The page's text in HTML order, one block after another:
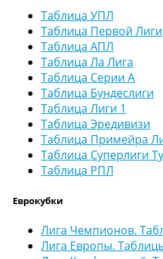
Таблица УПЛ
Таблица Первой Лиги
Таблица АПЛ
Таблица Ла Лига
Таблица Серии А
Таблица Бундеслиги
Таблица Лиги 1
Таблица Эредивизи
Таблица Примейра
Таблица Суперлиги
Таблица РПЛ
Еврокубки
Лига Чемпионов.
Лига Европы.